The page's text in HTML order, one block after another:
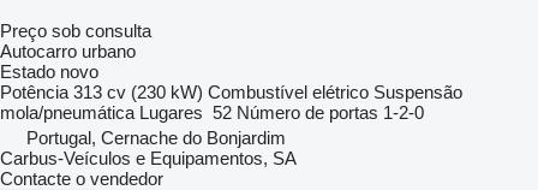
Preço sob consulta
Autocarro urbano
Estado novo
Potência 313 cv (230 kW) Combustível elétrico Suspensão
mola/pneumática Lugares 52 Número de portas 1-2-0
Portugal, Cernache do Bonjardim
Carbus-Veículos e Equipamentos, SA
Contacte o vendedor